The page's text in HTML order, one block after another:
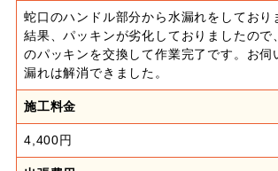
蛇口のハンドル部分から水漏れをしており
結果、パッキンが劣化しておりましたので
のパッキンを交換して作業完了です。お伺
漏れは解消できました。
施工料金
4,400円